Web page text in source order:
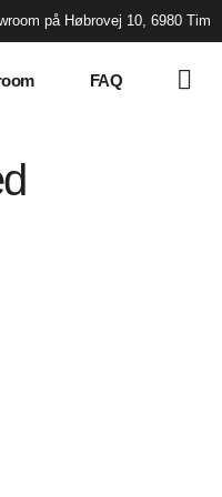
på Høbrovej 10, 6980 Tim
FAQ